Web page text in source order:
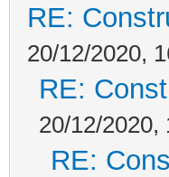
RE:
20/12/2020,
RE:
20/12/2020,
RE: